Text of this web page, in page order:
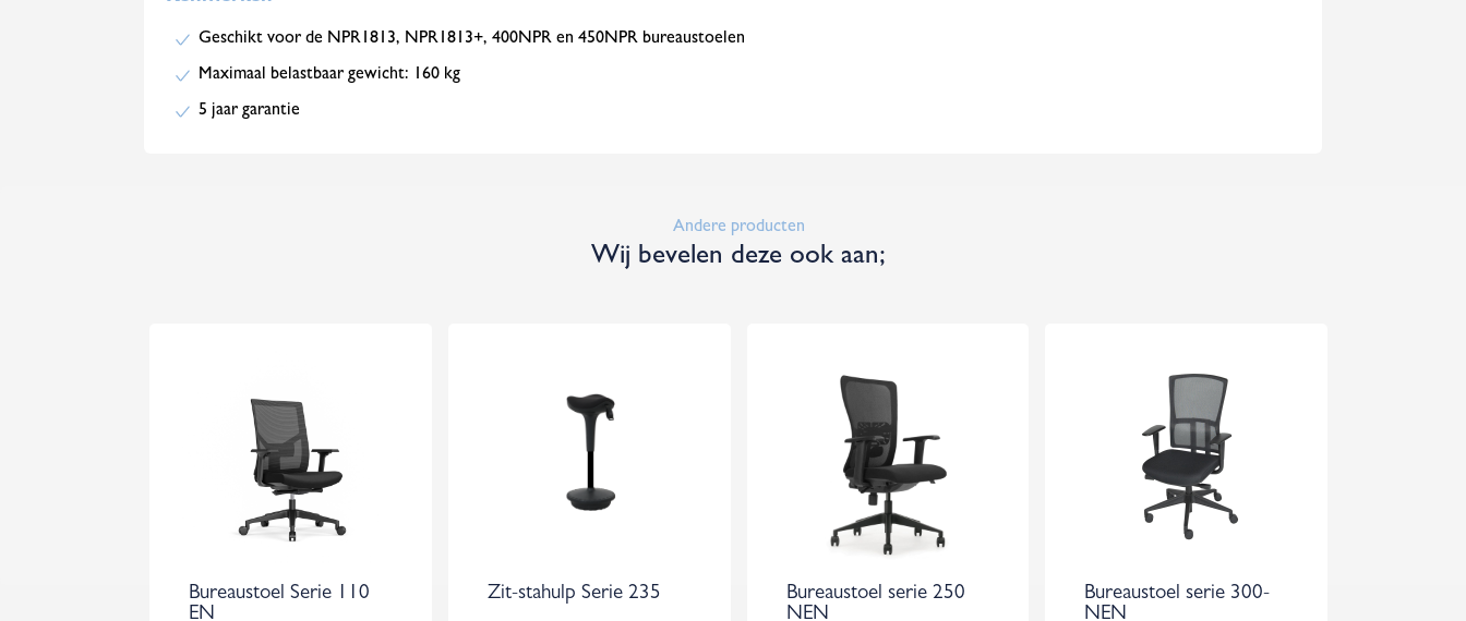
Geschikt voor de NPR1813, NPR1813+, 400NPR en 450NPR bureaustoelen
Maximaal belastbaar gewicht: 160 kg
5 jaar garantie
Andere producten
Wij bevelen deze ook aan;
Bureaustoel Serie 110
EN
Zit-stahulp Serie 235
Bureaustoel serie 250
NEN
Bureaustoel serie 300-
NEN